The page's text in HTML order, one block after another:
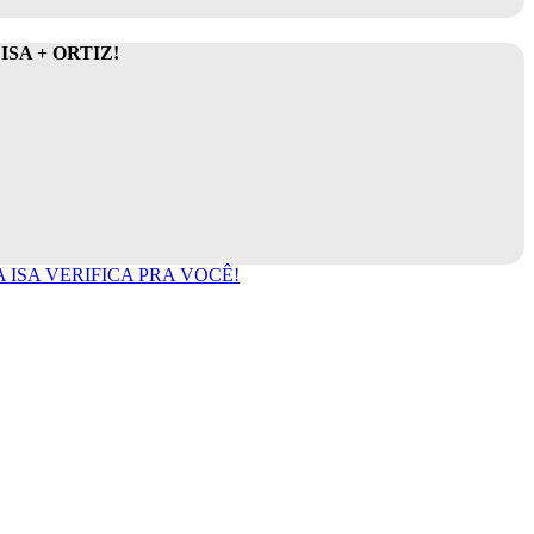
+ ORTIZ!
ISA VERIFICA PRA VOCÊ!